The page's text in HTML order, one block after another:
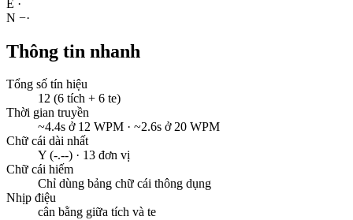
E ·
N −·
Thông tin nhanh
Tổng số tín hiệu
12 (6 tích + 6 te)
Thời gian truyền
~4.4s ở 12 WPM · ~2.6s ở 20 WPM
Chữ cái dài nhất
Y (-.--) · 13 đơn vị
Chữ cái hiếm
Chỉ dùng bảng chữ cái thông dụng
Nhịp điệu
cân bằng giữa tích và te